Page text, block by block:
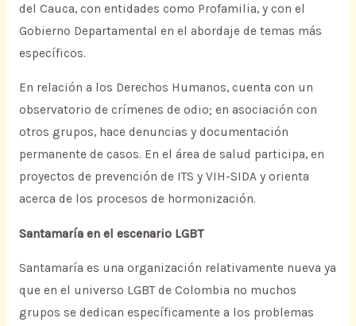
del Cauca, con entidades como Profamilia, y con el
Gobierno Departamental en el abordaje de temas más
específicos.
En relación a los Derechos Humanos, cuenta con un
observatorio de crímenes de odio; en asociación con
otros grupos, hace denuncias y documentación
permanente de casos. En el área de salud participa, en
proyectos de prevención de ITS y VIH-SIDA y orienta
acerca de los procesos de hormonización.
Santamaría en el escenario LGBT
Santamaría es una organización relativamente nueva ya
que en el universo LGBT de Colombia no muchos
grupos se dedican específicamente a los problemas